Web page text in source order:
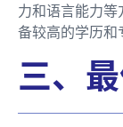
力和语言能力
备较高的学历和
三、